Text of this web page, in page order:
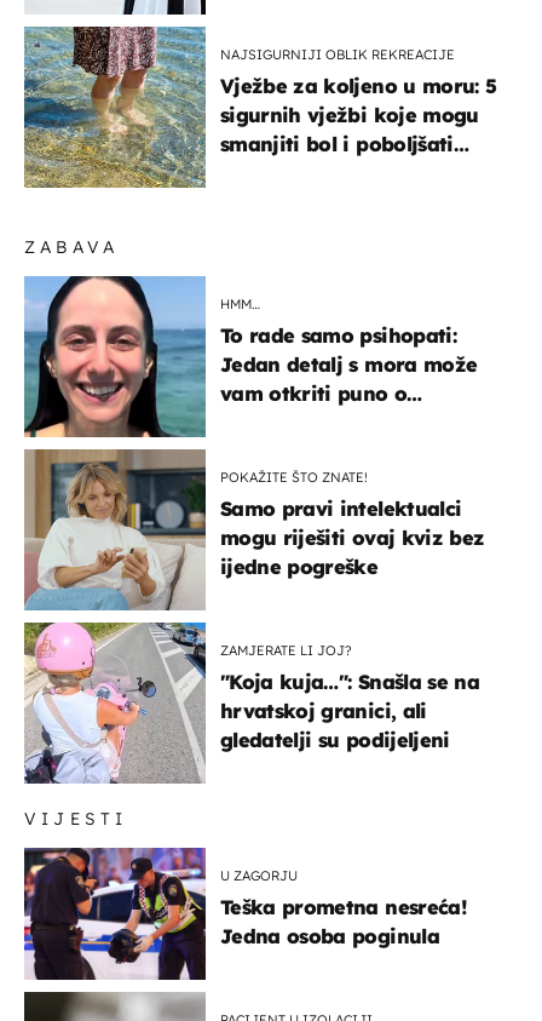
VIJESTI
U ZAGORJU
Teška prometna nesreća!
Jedna osoba poginula
ZABAVA
HMM…
To rade samo psihopati:
Jedan detalj s mora može
vam otkriti puno o
POKAŽITE ŠTO ZNATE!
Samo pravi intelektualci
mogu riješiti ovaj kviz bez
ijedne pogreške
ZAMJERATE LI JOJ?
"Koja kuja…": Snašla se na
hrvatskoj granici, ali
gledatelji su podijeljeni
NAJSIGURNIJI OBLIK REKREACIJE
Vježbe za koljeno u moru: 5
sigurnih vježbi koje mogu
smanjiti bol i poboljšati